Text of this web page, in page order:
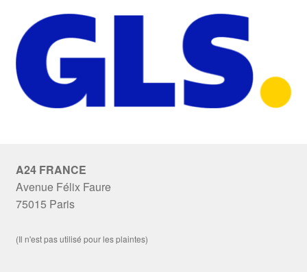
A24 FRANCE
Avenue Félix Faure
75015 Paris
(Il n'est pas utilisé pour les plaintes)